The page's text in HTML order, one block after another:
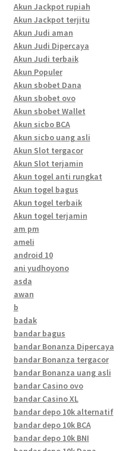
Akun Jackpot rupiah
Akun Jackpot terjitu
Akun Judi aman
Akun Judi Dipercaya
Akun Judi terbaik
Akun Populer
Akun sbobet Dana
Akun sbobet ovo
Akun sbobet Wallet
Akun sicbo BCA
Akun sicbo uang asli
Akun Slot tergacor
Akun Slot terjamin
Akun togel anti rungkat
Akun togel bagus
Akun togel terbaik
Akun togel terjamin
am pm
ameli
android 10
ani yudhoyono
asda
awan
b
badak
bandar bagus
bandar Bonanza Dipercaya
bandar Bonanza tergacor
bandar Bonanza uang asli
bandar Casino ovo
bandar Casino XL
bandar depo 10k alternatif
bandar depo 10k BCA
bandar depo 10k BNI